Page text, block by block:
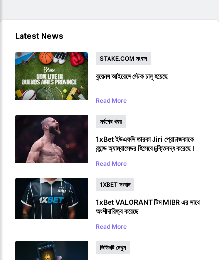
Latest News
STAKE.COM সংবাদ
বুয়েনস আইরেসে স্টেক চালু হয়েছে
Read More
সর্বশেষ খবর
1xBet ইউএফসি তারকা Jiri প্রোচাজকাকে
ব্র্যান্ড অ্যাম্বাসেডর হিসেবে চুক্তিবদ্ধ করেছে।
Read More
1XBET সংবাদ
1xBet VALORANT টিম MIBR এর সাথে
অংশীদারিত্ব করেছে
Read More
ভিডিওটি দেখুন